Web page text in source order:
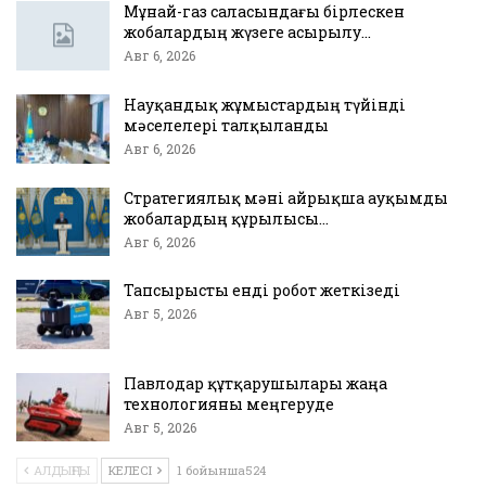
Мұнай-газ саласындағы бірлескен
жобалардың жүзеге асырылу…
Авг 6, 2026
Науқандық жұмыстардың түйінді
мәселелері талқыланды
Авг 6, 2026
Стратегиялық мәні айрықша ауқымды
жобалардың құрылысы…
Авг 6, 2026
Тапсырысты енді робот жеткізеді
Авг 5, 2026
Павлодар құтқарушылары жаңа
технологияны меңгеруде
Авг 5, 2026
АЛДЫҢҒЫ КЕЛЕСІ 1 бойынша524